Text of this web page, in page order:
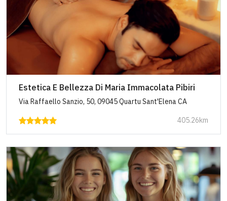
Estetica E Bellezza Di Maria Immacolata Pibiri
Via Raffaello Sanzio, 50, 09045 Quartu Sant'Elena CA
405.26km